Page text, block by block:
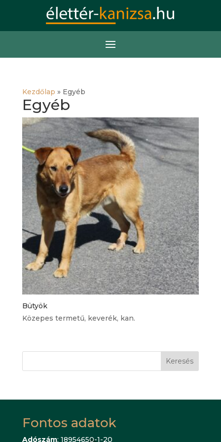
Kezdőlap » Egyéb
Egyéb
Bütyök
Közepes termetű, keverék, kan.
Keresés
Fontos adatok
Adószám: 18954650-1-20